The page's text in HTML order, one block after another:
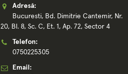
Adresă:
Bucuresti, Bd. Dimitrie Cantemir, Nr.
20, Bl. 8, Sc. C, Et. 1, Ap. 72, Sector 4
Telefon:
0750225305
Email: